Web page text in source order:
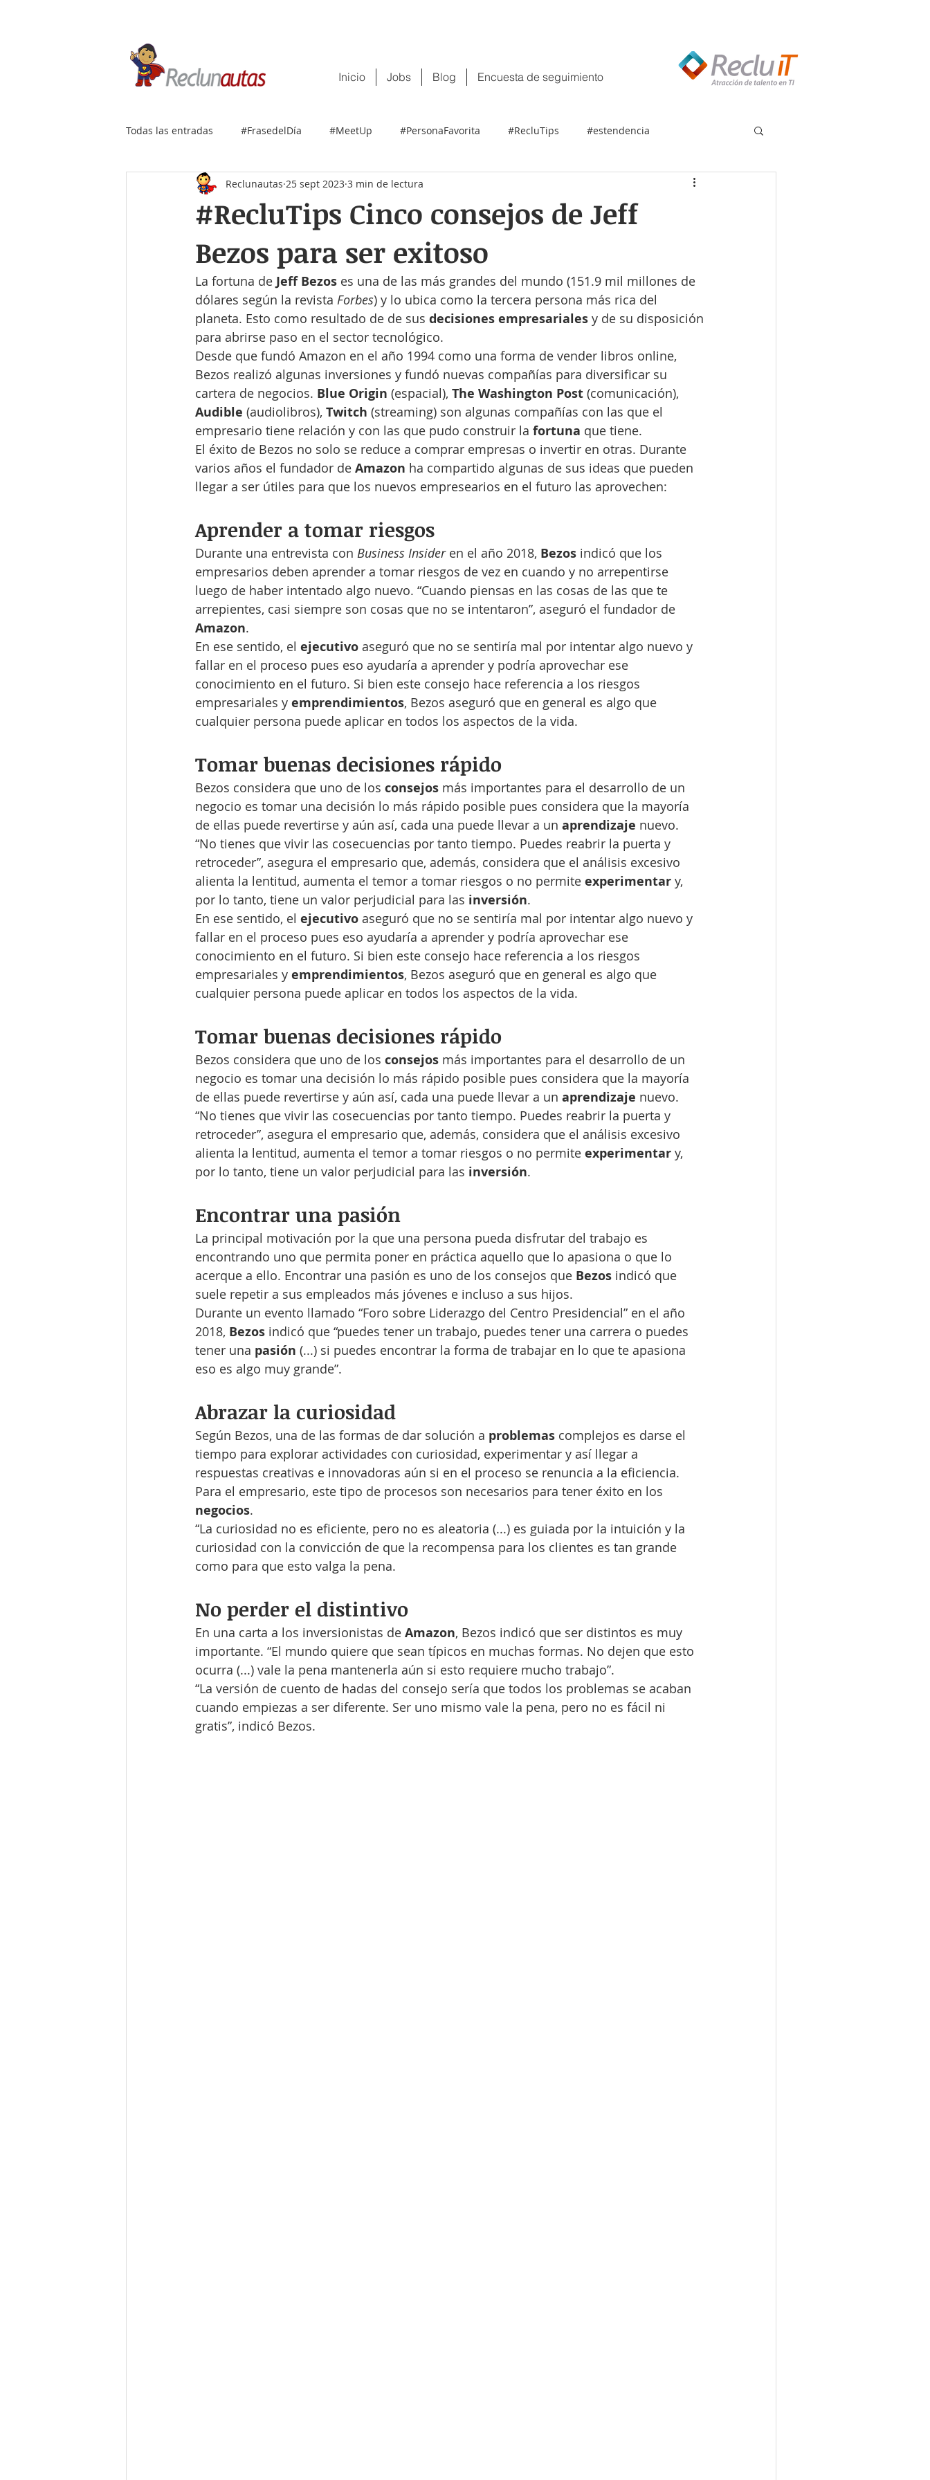
Inicio Jobs Blog Encuesta de seguimiento
Todas las entradas #FrasedelDía #MeetUp #PersonaFavorita #RecluTips #estendencia
#RecluTips Cinco consejos de Jeff
Bezos para ser exitoso
Reclunautas 25 sept 2023 3 min de lectura
La fortuna de Jeff Bezos es una de las más grandes del mundo (151.9 mil millones de
dólares según la revista Forbes) y lo ubica como la tercera persona más rica del
planeta. Esto como resultado de de sus decisiones empresariales y de su disposición
para abrirse paso en el sector tecnológico.
Desde que fundó Amazon en el año 1994 como una forma de vender libros online,
Bezos realizó algunas inversiones y fundó nuevas compañías para diversificar su
cartera de negocios. Blue Origin (espacial), The Washington Post (comunicación),
Audible (audiolibros), Twitch (streaming) son algunas compañías con las que el
empresario tiene relación y con las que pudo construir la fortuna que tiene.
El éxito de Bezos no solo se reduce a comprar empresas o invertir en otras. Durante
varios años el fundador de Amazon ha compartido algunas de sus ideas que pueden
llegar a ser útiles para que los nuevos empresearios en el futuro las aprovechen:
Aprender a tomar riesgos
Durante una entrevista con Business Insider en el año 2018, Bezos indicó que los
empresarios deben aprender a tomar riesgos de vez en cuando y no arrepentirse
luego de haber intentado algo nuevo. “Cuando piensas en las cosas de las que te
arrepientes, casi siempre son cosas que no se intentaron”, aseguró el fundador de
Amazon.
En ese sentido, el ejecutivo aseguró que no se sentiría mal por intentar algo nuevo y
fallar en el proceso pues eso ayudaría a aprender y podría aprovechar ese
conocimiento en el futuro. Si bien este consejo hace referencia a los riesgos
empresariales y emprendimientos, Bezos aseguró que en general es algo que
cualquier persona puede aplicar en todos los aspectos de la vida.
Tomar buenas decisiones rápido
Bezos considera que uno de los consejos más importantes para el desarrollo de un
negocio es tomar una decisión lo más rápido posible pues considera que la mayoría
de ellas puede revertirse y aún así, cada una puede llevar a un aprendizaje nuevo.
“No tienes que vivir las cosecuencias por tanto tiempo. Puedes reabrir la puerta y
retroceder”, asegura el empresario que, además, considera que el análisis excesivo
alienta la lentitud, aumenta el temor a tomar riesgos o no permite experimentar y,
por lo tanto, tiene un valor perjudicial para las inversión.
En ese sentido, el ejecutivo aseguró que no se sentiría mal por intentar algo nuevo y
fallar en el proceso pues eso ayudaría a aprender y podría aprovechar ese
conocimiento en el futuro. Si bien este consejo hace referencia a los riesgos
empresariales y emprendimientos, Bezos aseguró que en general es algo que
cualquier persona puede aplicar en todos los aspectos de la vida.
Tomar buenas decisiones rápido
Bezos considera que uno de los consejos más importantes para el desarrollo de un
negocio es tomar una decisión lo más rápido posible pues considera que la mayoría
de ellas puede revertirse y aún así, cada una puede llevar a un aprendizaje nuevo.
“No tienes que vivir las cosecuencias por tanto tiempo. Puedes reabrir la puerta y
retroceder”, asegura el empresario que, además, considera que el análisis excesivo
alienta la lentitud, aumenta el temor a tomar riesgos o no permite experimentar y,
por lo tanto, tiene un valor perjudicial para las inversión.
Encontrar una pasión
La principal motivación por la que una persona pueda disfrutar del trabajo es
encontrando uno que permita poner en práctica aquello que lo apasiona o que lo
acerque a ello. Encontrar una pasión es uno de los consejos que Bezos indicó que
suele repetir a sus empleados más jóvenes e incluso a sus hijos.
Durante un evento llamado “Foro sobre Liderazgo del Centro Presidencial” en el año
2018, Bezos indicó que “puedes tener un trabajo, puedes tener una carrera o puedes
tener una pasión (...) si puedes encontrar la forma de trabajar en lo que te apasiona
eso es algo muy grande”.
Abrazar la curiosidad
Según Bezos, una de las formas de dar solución a problemas complejos es darse el
tiempo para explorar actividades con curiosidad, experimentar y así llegar a
respuestas creativas e innovadoras aún si en el proceso se renuncia a la eficiencia.
Para el empresario, este tipo de procesos son necesarios para tener éxito en los
negocios.
“La curiosidad no es eficiente, pero no es aleatoria (...) es guiada por la intuición y la
curiosidad con la convicción de que la recompensa para los clientes es tan grande
como para que esto valga la pena.
No perder el distintivo
En una carta a los inversionistas de Amazon, Bezos indicó que ser distintos es muy
importante. “El mundo quiere que sean típicos en muchas formas. No dejen que esto
ocurra (...) vale la pena mantenerla aún si esto requiere mucho trabajo”.
“La versión de cuento de hadas del consejo sería que todos los problemas se acaban
cuando empiezas a ser diferente. Ser uno mismo vale la pena, pero no es fácil ni
gratis”, indicó Bezos.